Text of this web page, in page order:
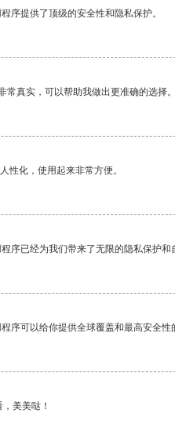
序提供了顶级的安全性和隐私保护。
常真实，可以帮助我做出更准确的选择。
性化，使用起来非常方便。
序已经为我们带来了无限的隐私保护和
序可以给你提供全球覆盖和最高安全性
美美哒！